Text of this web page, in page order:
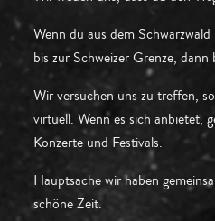
Wenn du aus dem
bis zur Schweizer Grenze,
Wir versuchen uns zu treffen,
virtuell. Wenn es sich anbietet,
Konzerte und Festivals.
Hauptsache wir haben
schöne Zeit.